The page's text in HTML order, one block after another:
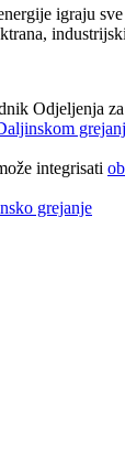
igraju
Odjeljenja
integrisati
grejanje